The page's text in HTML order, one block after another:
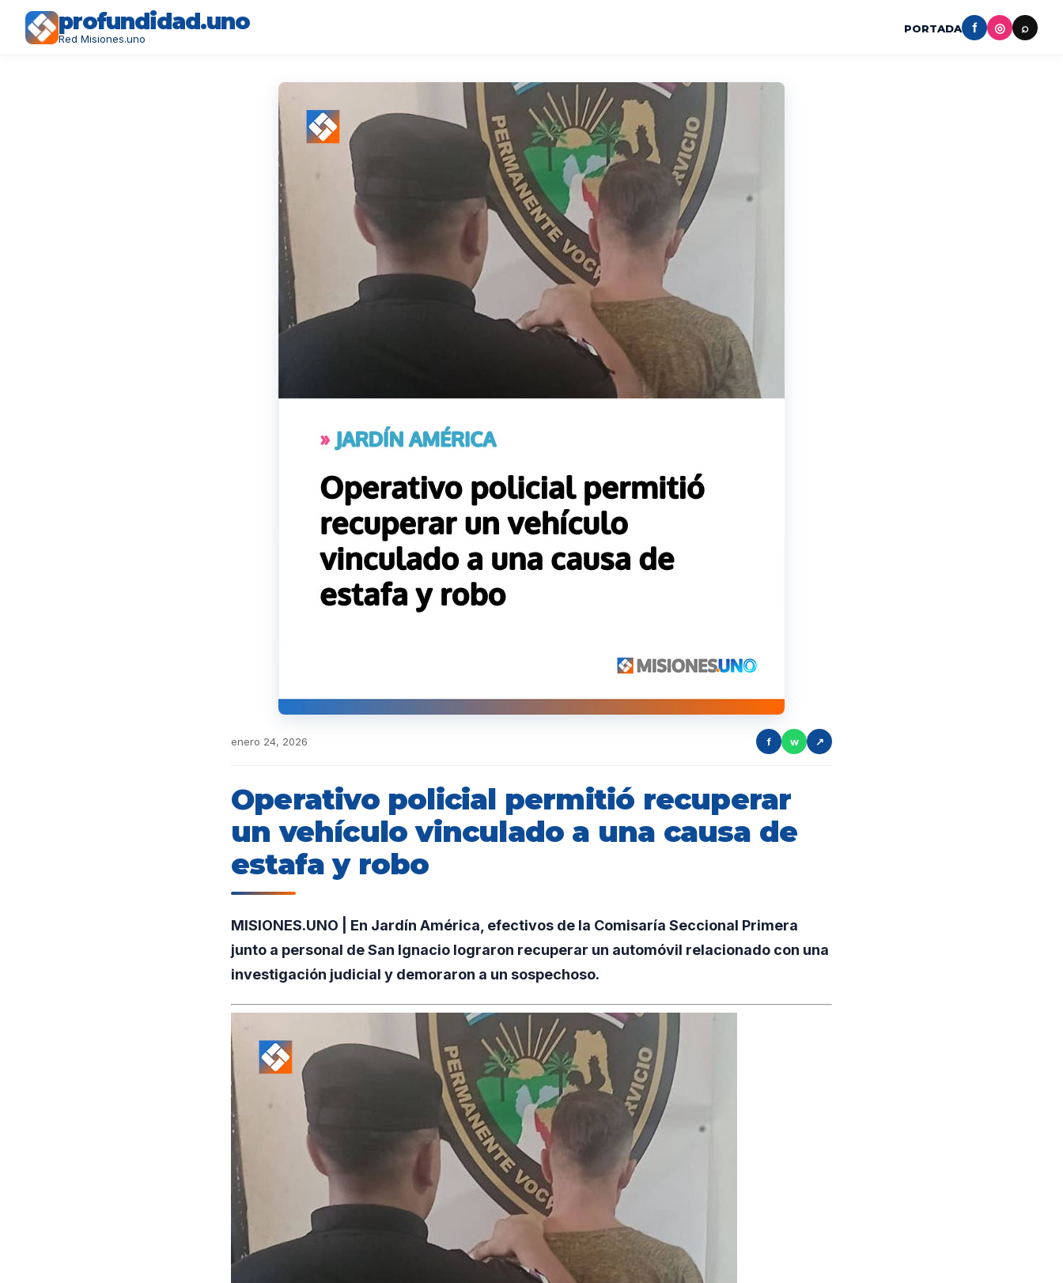
profundidad.uno
Red Misiones.uno
PORTADA f ◎ ⌕
enero 24, 2026 f w ↗
Operativo policial permitió recuperar
un vehículo vinculado a una causa de
estafa y robo
MISIONES.UNO | En Jardín América, efectivos de la Comisaría Seccional Primera
junto a personal de San Ignacio lograron recuperar un automóvil relacionado con una
investigación judicial y demoraron a un sospechoso.